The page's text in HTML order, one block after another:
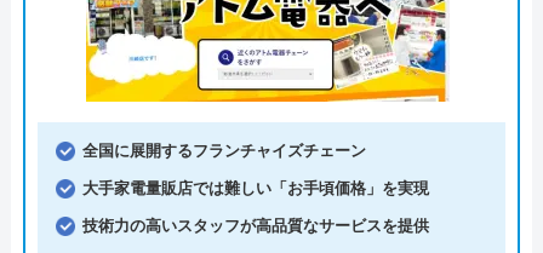
全国に展開するフランチャイズチェーン
大手家電量販店では難しい「お手頃価格」を実現
技術力の高いスタッフが高品質なサービスを提供